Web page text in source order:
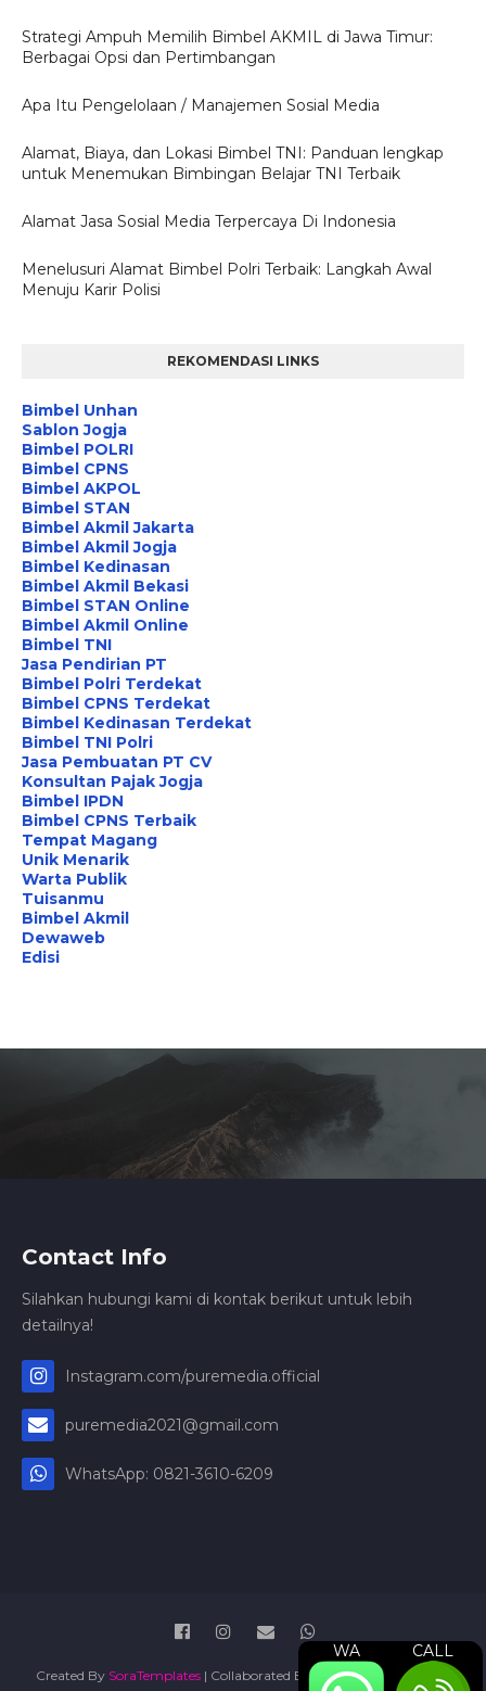
WA CALL
Strategi Ampuh Memilih Bimbel AKMIL di Jawa Timur:
Berbagai Opsi dan Pertimbangan
Apa Itu Pengelolaan / Manajemen Sosial Media
Alamat, Biaya, dan Lokasi Bimbel TNI: Panduan lengkap
untuk Menemukan Bimbingan Belajar TNI Terbaik
Alamat Jasa Sosial Media Terpercaya Di Indonesia
Menelusuri Alamat Bimbel Polri Terbaik: Langkah Awal
Menuju Karir Polisi
REKOMENDASI LINKS
Bimbel Unhan
Sablon Jogja
Bimbel POLRI
Bimbel CPNS
Bimbel AKPOL
Bimbel STAN
Bimbel Akmil Jakarta
Bimbel Akmil Jogja
Bimbel Kedinasan
Bimbel Akmil Bekasi
Bimbel STAN Online
Bimbel Akmil Online
Bimbel TNI
Jasa Pendirian PT
Bimbel Polri Terdekat
Bimbel CPNS Terdekat
Bimbel Kedinasan Terdekat
Bimbel TNI Polri
Jasa Pembuatan PT CV
Konsultan Pajak Jogja
Bimbel IPDN
Bimbel CPNS Terbaik
Tempat Magang
Unik Menarik
Warta Publik
Tuisanmu
Bimbel Akmil
Dewaweb
Edisi
Contact Info
Silahkan hubungi kami di kontak berikut untuk lebih
detailnya!
Instagram.com/puremedia.official
puremedia2021@gmail.com
WhatsApp: 0821-3610-6209
Created By SoraTemplates | Collaborated By Jasa Pengurusan PT